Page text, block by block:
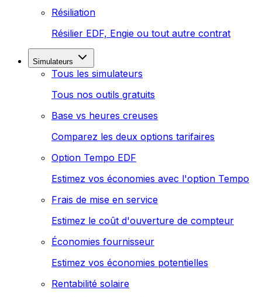
Résiliation
Résilier EDF, Engie ou tout autre contrat
Simulateurs
Tous les simulateurs
Tous nos outils gratuits
Base vs heures creuses
Comparez les deux options tarifaires
Option Tempo EDF
Estimez vos économies avec l'option Tempo
Frais de mise en service
Estimez le coût d'ouverture de compteur
Économies fournisseur
Estimez vos économies potentielles
Rentabilité solaire